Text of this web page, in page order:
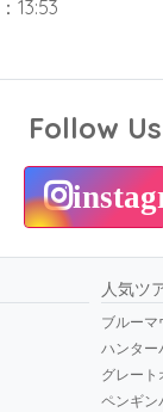
13:53
Follow Us
人気ツ
ブルーマ
ハンター
グレート
ペンギン